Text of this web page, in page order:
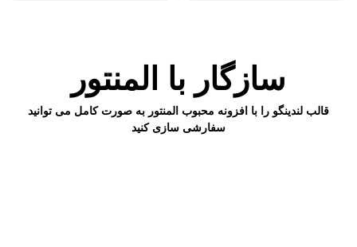
سازگار با المنتور
قالب لندینگو را با افزونه محبوب المنتور به صورت کامل می توانید
سفارشی سازی کنید